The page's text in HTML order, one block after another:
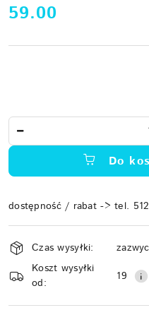
cena:
59.00
Do
dostępność / rabat -> tel.
Dostępność
i
dostawa
Czas wysyłki:
Koszt wysyłki
od:
19